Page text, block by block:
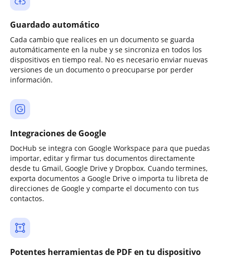
Guardado automático
Cada cambio que realices en un documento se guarda
automáticamente en la nube y se sincroniza en todos los
dispositivos en tiempo real. No es necesario enviar nuevas
versiones de un documento o preocuparse por perder
información.
Integraciones de Google
DocHub se integra con Google Workspace para que puedas
importar, editar y firmar tus documentos directamente
desde tu Gmail, Google Drive y Dropbox. Cuando termines,
exporta documentos a Google Drive o importa tu libreta de
direcciones de Google y comparte el documento con tus
contactos.
Potentes herramientas de PDF en tu dispositivo